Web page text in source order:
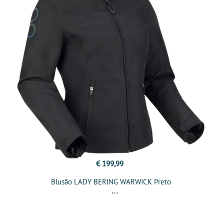
€ 199,99
Blusão LADY BERING WARWICK Preto